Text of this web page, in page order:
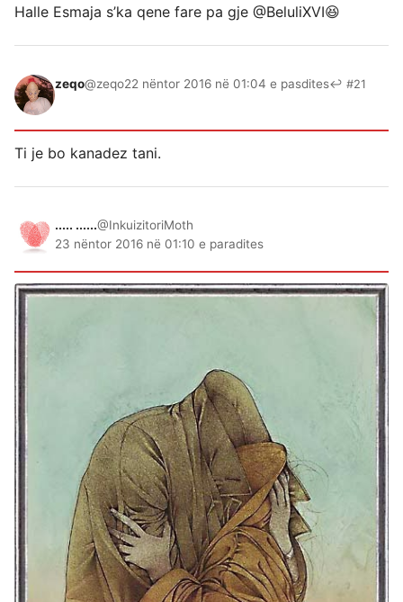
Halle Esmaja s’ka qene fare pa gje @BeluliXVI😆
zeqo@zeqo22 nëntor 2016 në 01:04 e pasdites↩ #21
Ti je bo kanadez tani.
..... ......@InkuizitoriMoth
23 nëntor 2016 në 01:10 e paradites